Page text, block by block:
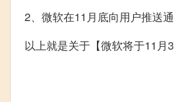
2、微软在11月底向用户推送
以上就是关于【微软将于11月